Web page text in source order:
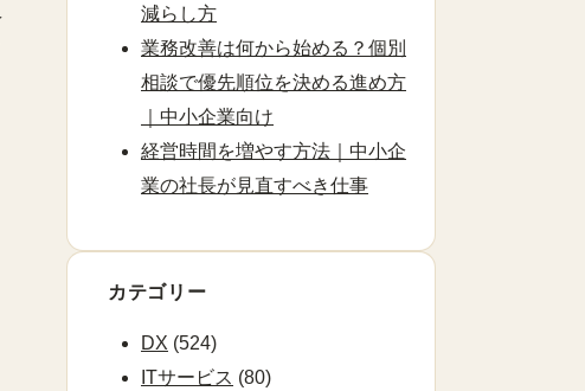
減らし方
業務改善は何から始める？個別
相談で優先順位を決める進め方
｜中小企業向け
経営時間を増やす方法｜中小企
業の社長が見直すべき仕事
カテゴリー
DX (524)
ITサービス (80)